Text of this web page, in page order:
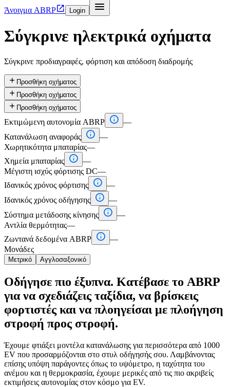
Άνοιγμα ABRP Login 
Σύγκρινε ηλεκτρικά οχήματα
Σύγκρινε προδιαγραφές, φόρτιση και απόδοση διαδρομής
 Προσθήκη οχήματος
 Προσθήκη οχήματος
 Προσθήκη οχήματος
Εκτιμώμενη αυτονομία ABRP  —
Κατανάλωση αναφοράς  —
Χωρητικότητα μπαταρίας—
Χημεία μπαταρίας  —
Μέγιστη ισχύς φόρτισης DC—
Ιδανικός χρόνος φόρτισης  —
Ιδανικός χρόνος οδήγησης  —
Σύστημα μετάδοσης κίνησης  —
Αντλία θερμότητας—
Ζωντανά δεδομένα ABRP  —
Μονάδες
Μετρικό Αγγλοσαξονικό
Οδήγησε πιο έξυπνα. Κατέβασε το ABRP
για να σχεδιάζεις ταξίδια, να βρίσκεις
φορτιστές και να πλοηγείσαι με πλοήγηση
στροφή προς στροφή.
Έχουμε φτιάξει μοντέλα κατανάλωσης για περισσότερα από 1000
EV που προσαρμόζονται στο στυλ οδήγησής σου. Λαμβάνοντας
επίσης υπόψη παράγοντες όπως το υψόμετρο, η ταχύτητα του
ανέμου και η θερμοκρασία, έχουμε μερικές από τις πιο ακριβείς
εκτιμήσεις αυτονομίας στον κόσμο για EV.